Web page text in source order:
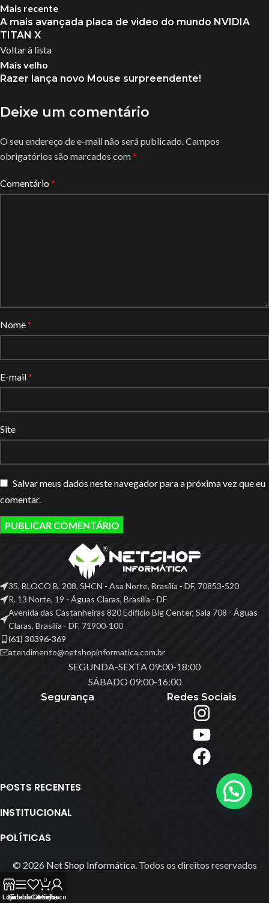
Mais recente
A mais avançada placa de video do mundo NVIDIA
TITAN X
Voltar à lista
Mais velho
Razer lança novo Mouse surpreendente!
Deixe um comentário
O seu endereço de e-mail não será publicado.Campos
obrigatórios são marcados com*
Comentário *
Nome*
E-mail*
Site
Salvar meus dados neste navegador para a próxima vez que eu
comentar.
35, BLOCO B, 208, SHCN - Asa Norte, Brasília - DF, 70853-520
R. 13 Norte, 19 - Águas Claras, Brasília - DF
Avenida das Castanheiras 820 Edifício Big Center, Sala 708 - Águas
Claras, Brasília - DF, 71900-100
(61) 30396-369
atendimento@netshopinformatica.com.br
SEGUNDA-SEXTA 09:00-18:00
SÁBADO 09:00-16:00
Segurança
Redes Sociais
POSTS RECENTES
INSTITUCIONAL
POLÍTICAS
© 2026 Net Shop Informática. Todos os direitos reservados
LojaSidebar
Lista de Desejos
0
Carrinho
Minha conta